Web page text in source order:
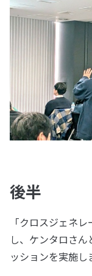
後半
「クロスジェネ
し、ケンタロさ
ッションを実施し